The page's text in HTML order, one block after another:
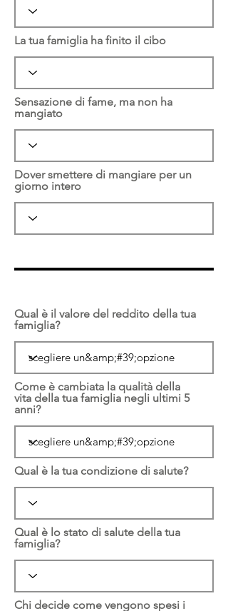
La tua famiglia ha finito il cibo
Sensazione di fame, ma non ha
mangiato
Dover smettere di mangiare per un
giorno intero
Qual è il valore del reddito della tua
famiglia?
Come è cambiata la qualità della
vita della tua famiglia negli ultimi 5
anni?
Qual è la tua condizione di salute?
Qual è lo stato di salute della tua
famiglia?
Chi decide come vengono spesi i